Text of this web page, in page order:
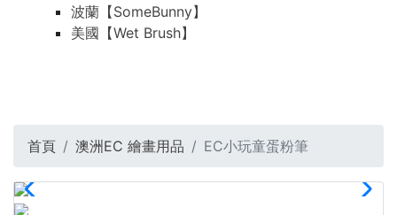
波蘭【SomeBunny】
美國【Wet Brush】
首頁 澳洲EC 繪畫用品 EC小玩童蛋粉筆